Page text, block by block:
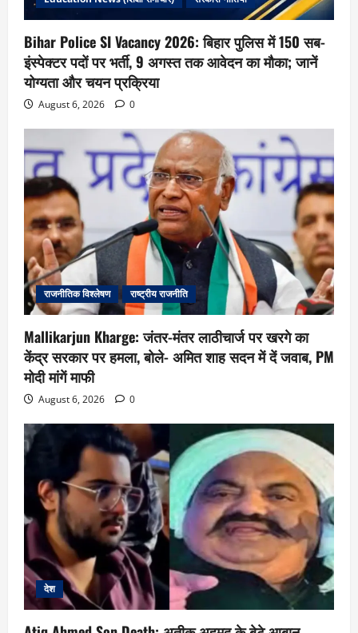
Bihar Police SI Vacancy 2026: बिहार पुलिस में 150 सब-
इंस्पेक्टर पदों पर भर्ती, 9 अगस्त तक आवेदन का मौका; जानें
योग्यता और चयन प्रक्रिया
August 6, 2026 0
राजनीतिक विश्लेषण राष्ट्रीय राजनीति
Mallikarjun Kharge: जंतर-मंतर लाठीचार्ज पर खरगे का
केंद्र सरकार पर हमला, बोले- अमित शाह सदन में दें जवाब, PM
मोदी मांगें माफी
August 6, 2026 0
देश